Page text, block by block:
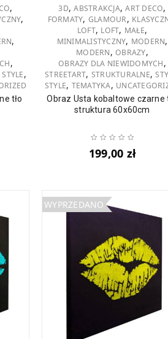
,
,
,
,
STYLE,
tło
3D,ABSTRAKCJA,ART DECO,
FORMATY, GLAMOUR,
LOFT, LOFT, MAŁE,
MINIMALISTYCZNY, MODERN,
MODERN,OBRAZY,
OBRAZY DLA NIEWIDOMYCH,
STREETART, STRUKTURALNE,
STYLE, TEMATYKA,
Obraz Usta kobaltowe czarne
struktura 60x60cm
199,00 zł
WYPRZEDANO